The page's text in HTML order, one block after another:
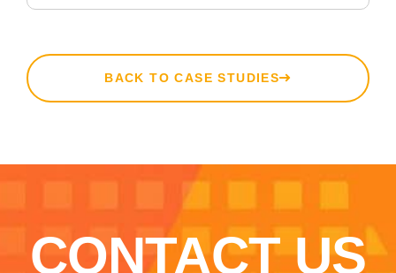
BACK TO CASE STUDIES
CONTACT US